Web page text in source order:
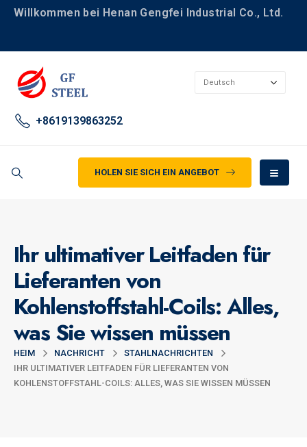
Willkommen bei Henan Gengfei Industrial Co., Ltd.
+8619139863252
HOLEN SIE SICH EIN ANGEBOT
Ihr ultimativer Leitfaden für
Lieferanten von
Kohlenstoffstahl-Coils: Alles,
was Sie wissen müssen
HEIM NACHRICHT
STAHLNACHRICHTEN
IHR ULTIMATIVER LEITFADEN FÜR LIEFERANTEN VON
KOHLENSTOFFSTAHL-COILS: ALLES, WAS SIE WISSEN MÜSSEN